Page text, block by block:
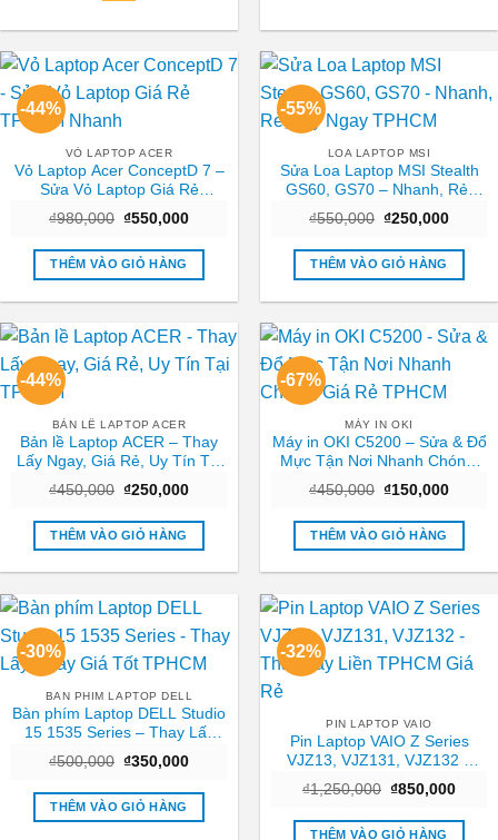
-44%
VỎ LAPTOP ACER
Vỏ Laptop Acer ConceptD 7 –
Sửa Vỏ Laptop Giá Rẻ
TPHCM Nhanh
₫980,000 Giá
là:
₫980,000.
₫550,000Giá
tại
₫550,000.
THÊM VÀO GIỎ HÀNG
-55%
LOA LAPTOP MSI
Sửa Loa Laptop MSI Stealth
GS60, GS70 – Nhanh, Rẻ,
Lấy Ngay TPHCM
₫550,000 Giá
là:
₫550,000.
₫250,000Giá
tại
THÊM VÀO GIỎ HÀNG
-44%
BẢN LỀ LAPTOP ACER
Bản lề Laptop ACER – Thay
Lấy Ngay, Giá Rẻ, Uy Tín Tại
TPHCM
₫450,000 Giá
là:
₫450,000.
₫250,000Giá
tại
₫250,000.
THÊM VÀO GIỎ HÀNG
-67%
MÁY IN OKI
Máy in OKI C5200 – Sửa & Đổ
Mực Tận Nơi Nhanh Chóng,
Giá Rẻ TPHCM
₫450,000 Giá
là:
₫450,000.
₫150,000Giá
tại
THÊM VÀO GIỎ HÀNG
-30%
BAN PHIM LAPTOP DELL
Bàn phím Laptop DELL Studio
15 1535 Series – Thay Lấy
₫500,000 Giá
là:
₫500,000.
₫350,000Giá
tại
₫350,000.
THÊM VÀO GIỎ HÀNG
-32%
PIN LAPTOP VAIO
Pin Laptop VAIO Z Series
VJZ13, VJZ131, VJZ132 –
₫1,250,000 Giá
là:
₫1,250,000.
₫850,000Giá
tại
THÊM VÀO GIỎ HÀNG